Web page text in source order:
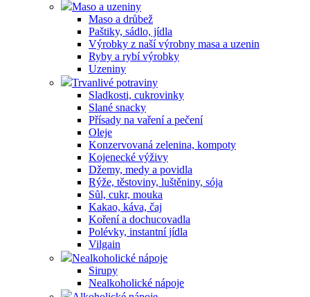
Maso a uzeniny
Maso a drůbež
Paštiky, sádlo, jídla
Výrobky z naší výrobny masa a uzenin
Ryby a rybí výrobky
Uzeniny
Trvanlivé potraviny
Sladkosti, cukrovinky
Slané snacky
Přísady na vaření a pečení
Oleje
Konzervovaná zelenina, kompoty
Kojenecké výživy
Džemy, medy a povidla
Rýže, těstoviny, luštěniny, sója
Sůl, cukr, mouka
Kakao, káva, čaj
Koření a dochucovadla
Polévky, instantní jídla
Vilgain
Nealkoholické nápoje
Sirupy
Nealkoholické nápoje